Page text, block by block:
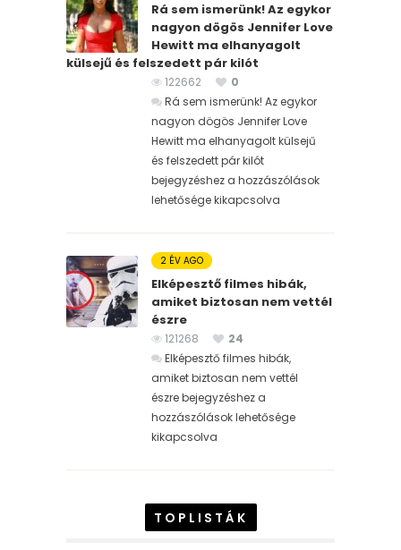
Rá sem ismerünk! Az egykor
nagyon dögös Jennifer Love
Hewitt ma elhanyagolt
külsejű és felszedett pár kilót
122662
0
Rá sem ismerünk! Az egykor
nagyon dögös Jennifer Love
Hewitt ma elhanyagolt külsejű
és felszedett pár kilót
bejegyzéshez a hozzászólások
lehetősége kikapcsolva
2 ÉV AGO
Elképesztő filmes hibák,
amiket biztosan nem vettél
észre
121268
24
Elképesztő filmes hibák,
amiket biztosan nem vettél
észre bejegyzéshez a
hozzászólások lehetősége
kikapcsolva
TOPLISTÁK